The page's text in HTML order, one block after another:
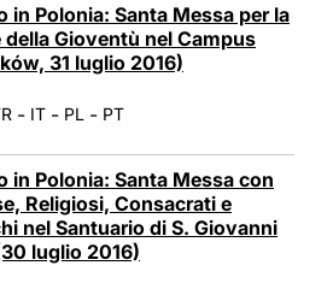
Polonia: Santa Messa per la
Gioventù nel Campus
31 luglio 2016)
- IT - PL - PT
in Polonia: Santa Messa con
Religiosi, Consacrati e
nel Santuario di S. Giovanni
luglio 2016)